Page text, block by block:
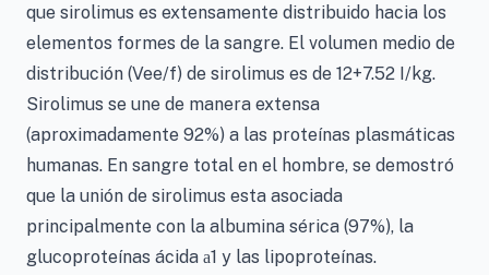
que sirolimus es extensamente distribuido hacia los
elementos formes de la sangre. El volumen medio de
distribución (Vee/f) de sirolimus es de 12+7.52 I/kg.
Sirolimus se une de manera extensa
(aproximadamente 92%) a las proteínas plasmáticas
humanas. En sangre total en el hombre, se demostró
que la unión de sirolimus esta asociada
principalmente con la albumina sérica (97%), la
glucoproteínas ácida a1 y las lipoproteínas.